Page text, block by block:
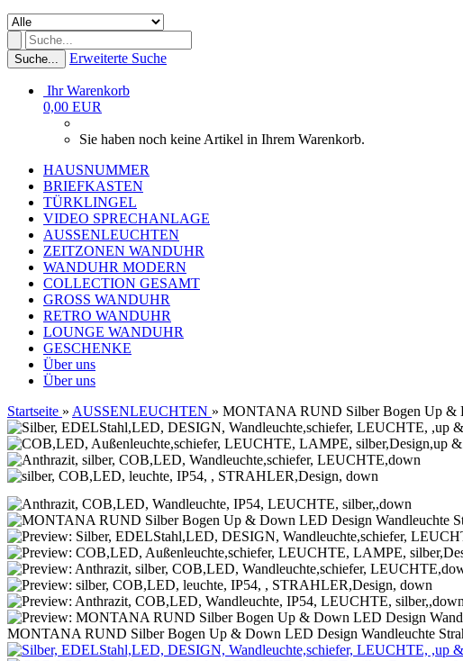
Suche... Erweiterte Suche
Ihr Warenkorb
0,00 EUR
Sie haben noch keine Artikel in Ihrem Warenkorb.
HAUSNUMMER
BRIEFKASTEN
TÜRKLINGEL
VIDEO SPRECHANLAGE
AUSSENLEUCHTEN
ZEITZONEN WANDUHR
WANDUHR MODERN
COLLECTION GESAMT
GROSS WANDUHR
RETRO WANDUHR
LOUNGE WANDUHR
GESCHENKE
Über uns
Über uns
Startseite » AUSSENLEUCHTEN » MONTANA RUND Silber Bogen Up &
MONTANA RUND Silber Bogen Up & Down LED Design Wandleuchte